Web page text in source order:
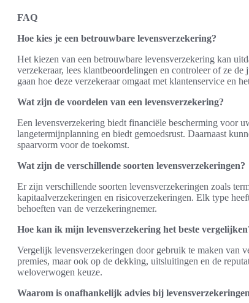
FAQ
Hoe kies je een betrouwbare levensverzekering?
Het kiezen van een betrouwbare levensverzekering kan
verzekeraar, lees klantbeoordelingen en controleer of ze
gaan hoe deze verzekeraar omgaat met klantenservice en
Wat zijn de voordelen van een levensverzekering?
Een levensverzekering biedt financiële bescherming voor
langetermijnplanning en biedt gemoedsrust. Daarnaast
spaarvorm voor de toekomst.
Wat zijn de verschillende soorten levensverzekeringen?
Er zijn verschillende soorten levensverzekeringen zoals
kapitaalverzekeringen en risicoverzekeringen. Elk type
behoeften van de verzekeringnemer.
Hoe kan ik mijn levensverzekering het beste
Vergelijk levensverzekeringen door gebruik te maken van
premies, maar ook op de dekking, uitsluitingen en de
weloverwogen keuze.
Waarom is onafhankelijk advies bij